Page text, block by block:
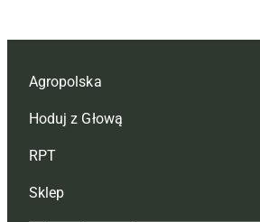
Agropolska
Redakcja
Reklama
Tagi
Hoduj z Głową
Hoduj z głową bydło
Hoduj z głową świnie
RPT
Redakcja
Sklep